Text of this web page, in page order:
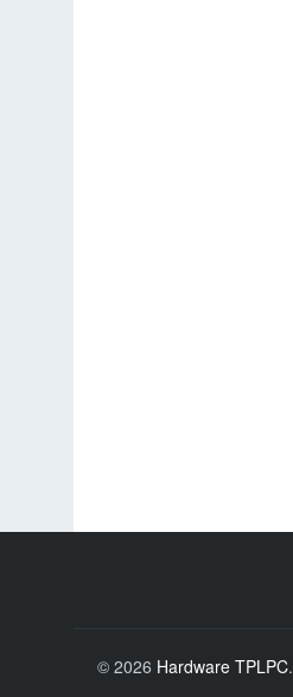
© 2026 Hardware TPLPC.